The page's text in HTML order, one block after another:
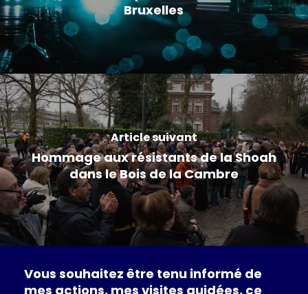
Bruxelles
Article suivant
Hommage aux résistants de la Shoah
dans le Bois de la Cambre
Vous souhaitez être tenu informé de
mes actions, mes visites guidées, ce